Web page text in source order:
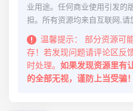
业用途。任何商业使用引发的
担。所有资源均来自互联网,请
温馨提示：
部分资源可
存！若发现问题请评论区反
时处理。 如果发现资源里有
的全部无视，谨防上当受骗！